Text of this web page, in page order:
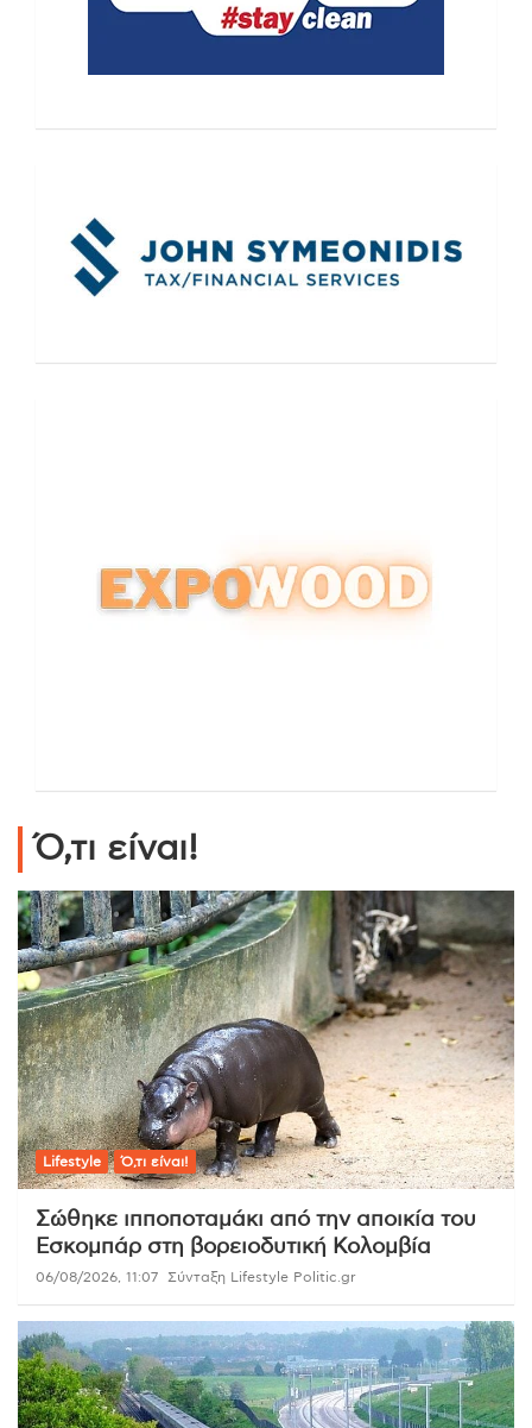
Ό,τι είναι!
Lifestyle Ό,τι είναι!
Σώθηκε ιπποποταμάκι από την αποικία του
Εσκομπάρ στη βορειοδυτική Κολομβία
06/08/2026, 11:07 Σύνταξη Lifestyle Politic.gr